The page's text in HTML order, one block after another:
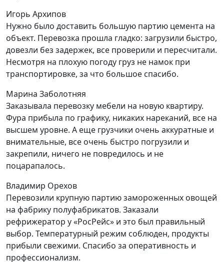
Игорь Архипов
Нужно было доставить большую партию цемента на
объект. Перевозка прошла гладко: загрузили быстро,
довезли без задержек, все проверили и пересчитали.
Несмотря на плохую погоду груз не намок при
транспортировке, за что большое спасибо.
Марина Заболотняя
Заказывала перевозку мебели на новую квартиру.
Фура прибыла по графику, никаких нареканий, все на
высшем уровне. А еще грузчики очень аккуратные и
внимательные, все очень быстро погрузили и
закрепили, ничего не повредилось и не
поцарапалось.
Владимир Орехов
Перевозили крупную партию замороженных овощей
на фабрику полуфабрикатов. Заказали
рефрижератор у «РосРейс» и это был правильный
выбор. Температурный режим соблюден, продукты
прибыли свежими. Спасибо за оперативность и
профессионализм.